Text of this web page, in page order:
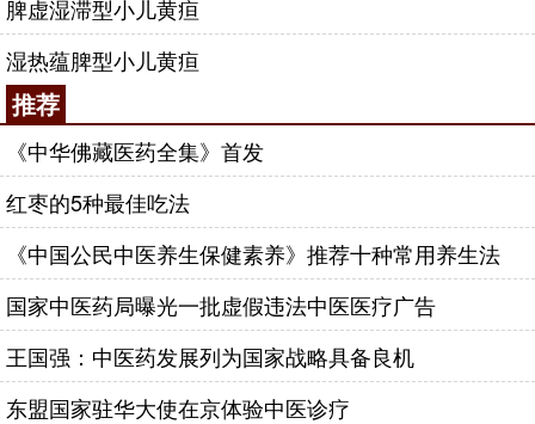
脾虚湿滞型小儿黄疸
湿热蕴脾型小儿黄疸
推荐
《中华佛藏医药全集》首发
红枣的5种最佳吃法
《中国公民中医养生保健素养》推荐十种常用养生法
国家中医药局曝光一批虚假违法中医医疗广告
王国强：中医药发展列为国家战略具备良机
东盟国家驻华大使在京体验中医诊疗